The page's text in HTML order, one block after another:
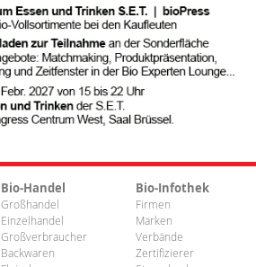
Bio-Handel
Großhandel
Einzelhandel
Großverbraucher
Backwaren
Bio-Infothek
Firmen
Marken
Verbände
Zertifizierer